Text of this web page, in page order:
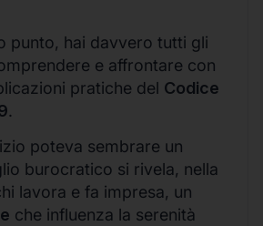
punto, hai davvero tutti gli
e affrontare con
pratiche del Codice
.
poteva sembrare un
burocratico si rivela, nella
lavora e fa impresa, un
che influenza la serenità